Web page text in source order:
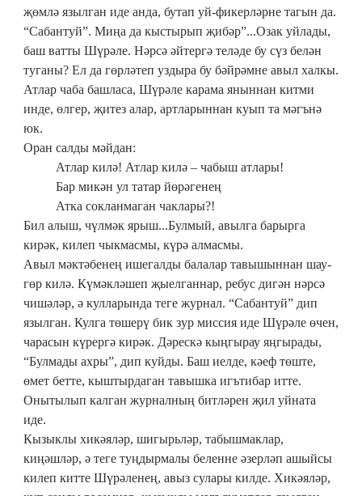
җөмлә язылган иде анда, бутап уй-фикерләрне тагын да.
“Сабантуй”. Миңа да кыстырып җибәр”...Озак уйлады,
баш ватты Шүрәле. Нәрсә әйтергә теләде бу сүз белән
туганы? Ел да гөрләтеп уздыра бу бәйрәмне авыл халкы.
Атлар чаба башласа, Шүрәле карама яныннан китми
инде, өлгер, җитез алар, артларыннан куып та мәгънә
юк.
Оран салды мәйдан:
Атлар килә! Атлар килә – чабыш атлары!
Бар микән ул татар йөрәгенең
Атка сокланмаган чаклары?!
Бил алыш, чүлмәк ярыш...Булмый, авылга барырга
кирәк, килеп чыкмасмы, күрә алмасмы.
Авыл мәктәбенең ишегалды балалар тавышыннан шау-
гөр килә. Күмәкләшеп җыелганнар, ребус дигән нәрсә
чишәләр, ә кулларында теге журнал. “Сабантуй” дип
язылган. Кулга төшерү бик зур миссия иде Шүрәле өчен,
чарасын күрергә кирәк. Дәрескә кыңгырау яңгырады,
“Булмады ахры”, дип куйды. Баш иелде, кәеф төште,
өмет бетте, кыштырдаган тавышка игътибар итте.
Онытылып калган журналның битләрен җил уйната
иде.
Кызыклы хикәяләр, шигырьләр, табышмаклар,
киңәшләр, ә теге туңдырмалы беленне әзерләп ашыйсы
килеп китте Шүрәленең, авыз сулары килде. Хикәяләр,